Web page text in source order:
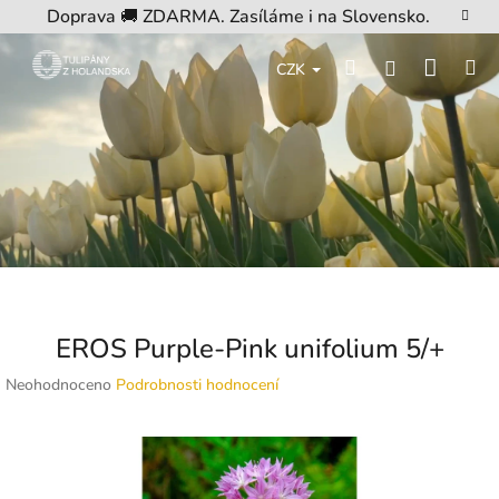
na
obsah
Doprava 🚚 ZDARMA. Zasíláme i na Slovensko.
CZK HledatPřihlášení
košík
EROS Purple-Pink unifolium 5/+
Průměrné
Neohodnoceno Podrobnosti hodnocení